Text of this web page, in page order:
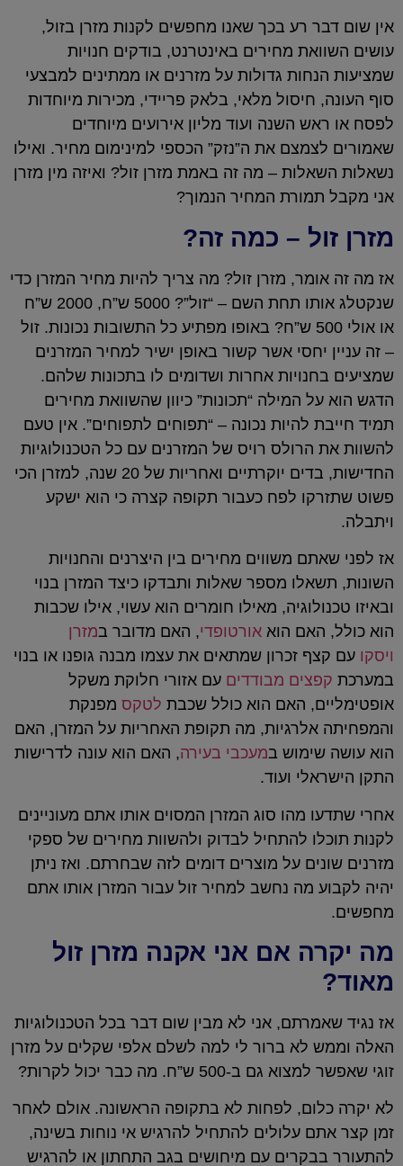
אין שום דבר רע בכך שאנו מחפשים לקנות מזרן בזול,
עושים השוואת מחירים באינטרנט, בודקים חנויות
שמציעות הנחות גדולות על מזרנים או ממתינים למבצעי
סוף העונה, חיסול מלאי, בלאק פריידי, מכירות מיוחדות
לפסח או ראש השנה ועוד מליון אירועים מיוחדים
שאמורים לצמצם את ה”נזק” הכספי למינימום מחיר. ואילו
נשאלות השאלות – מה זה באמת מזרן זול? ואיזה מין מזרן
אני מקבל תמורת המחיר הנמוך?
מזרן זול – כמה זה?
אז מה זה אומר, מזרן זול? מה צריך להיות מחיר המזרן כדי
שנקטלג אותו תחת השם – “זול”? 5000 ש”ח, 2000 ש”ח
או אולי 500 ש”ח? באופו מפתיע כל התשובות נכונות. זול
– זה עניין יחסי אשר קשור באופן ישיר למחיר המזרנים
שמציעים בחנויות אחרות ושדומים לו בתכונות שלהם.
הדגש הוא על המילה “תכונות” כיוון שהשוואת מחירים
תמיד חייבת להיות נכונה – “תפוחים לתפוחים”. אין טעם
להשוות את הרולס רויס של המזרנים עם כל הטכנולוגיות
החדישות, בדים יוקרתיים ואחריות של 20 שנה, למזרן הכי
פשוט שתזרקו לפח כעבור תקופה קצרה כי הוא ישקע
ויתבלה.
אז לפני שאתם משווים מחירים בין היצרנים והחנויות
השונות, תשאלו מספר שאלות ותבדקו כיצד המזרן בנוי
ובאיזו טכנולוגיה, מאילו חומרים הוא עשוי, אילו שכבות
הוא כולל, האם הוא אורטופדי, האם מדובר במזרן
ויסקו עם קצף זכרון שמתאים את עצמו מבנה גופנו או בנוי
במערכת קפצים מבודדים עם אזורי חלוקת משקל
אופטימליים, האם הוא כולל שכבת לטקס מפנקת
והמפחיתה אלרגיות, מה תקופת האחריות על המזרן, האם
הוא עושה שימוש במעכבי בעירה, האם הוא עונה לדרישות
התקן הישראלי ועוד.
אחרי שתדעו מהו סוג המזרן המסוים אותו אתם מעוניינים
לקנות תוכלו להתחיל לבדוק ולהשוות מחירים של ספקי
מזרנים שונים על מוצרים דומים לזה שבחרתם. ואז ניתן
יהיה לקבוע מה נחשב למחיר זול עבור המזרן אותו אתם
מחפשים.
מה יקרה אם אני אקנה מזרן זול
מאוד?
אז נגיד שאמרתם, אני לא מבין שום דבר בכל הטכנולוגיות
האלה וממש לא ברור לי למה לשלם אלפי שקלים על מזרן
זוגי שאפשר למצוא גם ב-500 ש”ח. מה כבר יכול לקרות?
לא יקרה כלום, לפחות לא בתקופה הראשונה. אולם לאחר
זמן קצר אתם עלולים להתחיל להרגיש אי נוחות בשינה,
להתעורר בבקרים עם מיחושים בגב התחתון או להרגיש